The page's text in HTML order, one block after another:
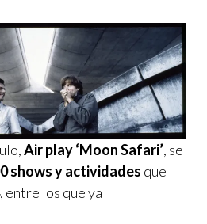
Air play ‘Moon Safari’, se
shows y actividades que
, entre los que ya